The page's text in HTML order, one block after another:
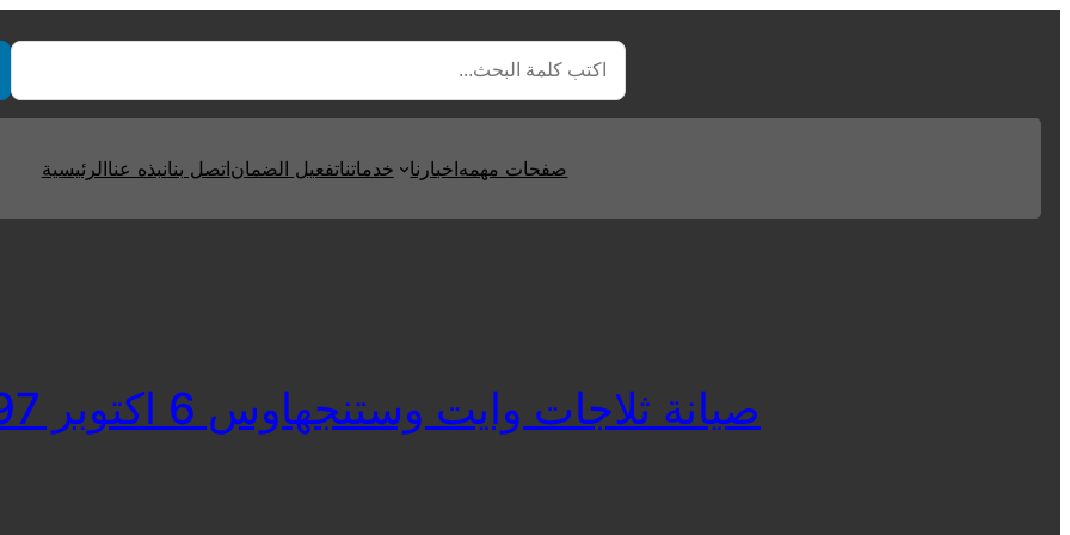
الرئيسيةنبذه عنااتصل بناتفعيل الضمانخدماتنا اخبارناصفحات مهمه
صيانة ثلاجات وايت وستنجهاوس 6 اكتوبر 0235700997